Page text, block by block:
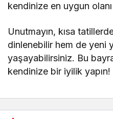
kendinize en uygun
Unutmayın, kısa
dinlenebilir hem de yeni
yaşayabilirsiniz. Bu
kendinize bir iyilik yapın!